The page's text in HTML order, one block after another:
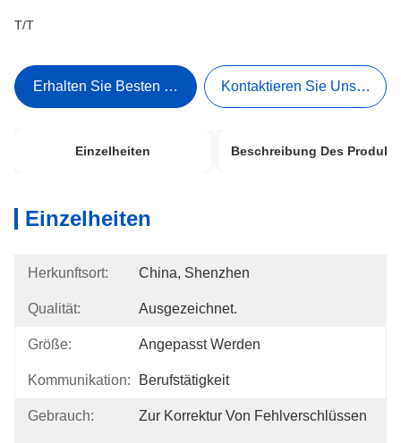
T/T
Erhalten Sie Besten Preis Kontaktieren Sie Uns Jetzt
Einzelheiten Beschreibung Des
Einzelheiten
Herkunftsort: China, Shenzhen
Qualität: Ausgezeichnet.
Größe: Angepasst Werden
Kommunikation: Berufstätigkeit
Gebrauch: Zur Korrektur Von Fehlverschlüssen